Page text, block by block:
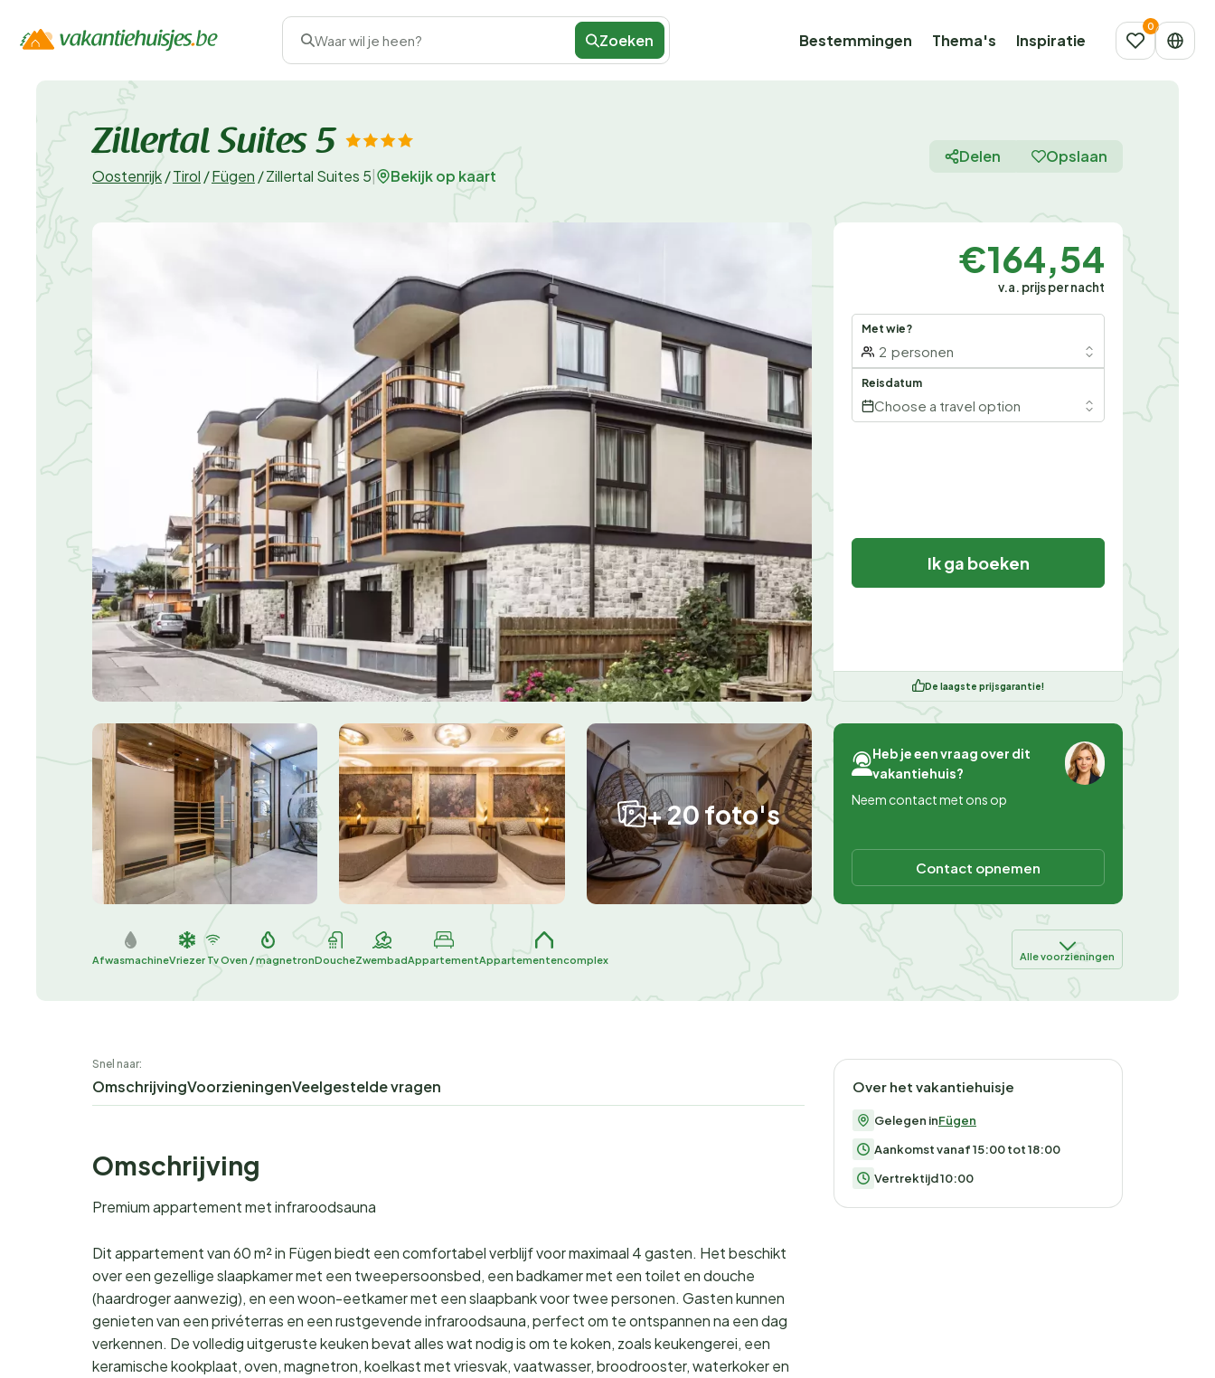
Waar wil je heen? Zoeken Bestemmingen Thema's Inspiratie
Zillertal Suites 5
Oostenrijk/Tirol /Fügen /Zillertal Suites 5 Bekijk op kaart
Delen Opslaan
+ 20 foto's
€164,54
v.a. prijs per nacht
Met wie?
2 personen
Reisdatum
Choose a travel option
Ik ga boeken
De laagste prijsgarantie!
Heb je een vraag over dit
vakantiehuis?
Neem contact met ons op
Contact opnemen
AfwasmachineVriezer TvOven / magnetronDoucheZwembadAppartementAppartementencomplex Alle voorzieningen
Snel naar:
OmschrijvingVoorzieningenVeelgestelde vragen
Omschrijving
Premium appartement met infraroodsauna
Dit appartement van 60 m² in Fügen biedt een comfortabel verblijf voor maximaal 4 gasten. Het beschikt
over een gezellige slaapkamer met een tweepersoonsbed, een badkamer met een toilet en douche
(haardroger aanwezig), en een woon-eetkamer met een slaapbank voor twee personen. Gasten kunnen
genieten van een privéterras en een rustgevende infraroodsauna, perfect om te ontspannen na een dag
verkennen. De volledig uitgeruste keuken bevat alles wat nodig is om te koken, zoals keukengerei, een
keramische kookplaat, oven, magnetron, koelkast met vriesvak, vaatwasser, broodrooster, waterkoker en
Over het vakantiehuisje
Gelegen inFügen
Aankomst vanaf 15:00 tot 18:00
Vertrektijd 10:00